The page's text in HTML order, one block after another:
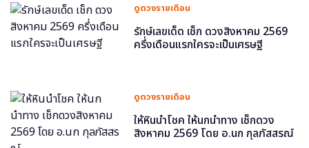
ดูดวงรายเดือน
รักษ์เลขเด็ด เช็ก ดวงสิงหาคม 2569
ครึ่งเดือนแรกใครจะเป็นเศรษฐี
ดูดวงรายเดือน
ให้หินนำโชค ให้นกนำทาง เช็กดวง
สิงหาคม 2569 โดย อ.นก กุลภัสสรณ์